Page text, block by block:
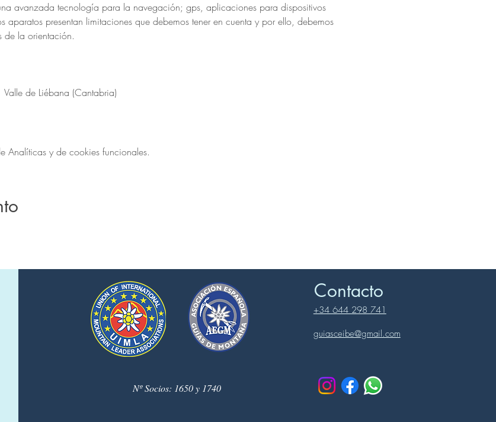
avanzada tecnología para la navegación; gps, aplicaciones para dispositivos
aparatos presentan limitaciones que debemos tener en cuenta y por ello, debemos
de la orientación.
Valle de Liébana (Cantabria)
Analíticas y de cookies funcionales.
Contacto
+34 644 298 741
guiasceibe@gmail.com
Nº Socios: 1650 y 1740